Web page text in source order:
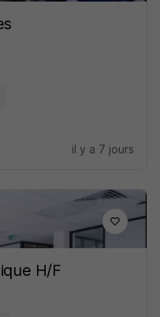
il y a 7 jours
H/F